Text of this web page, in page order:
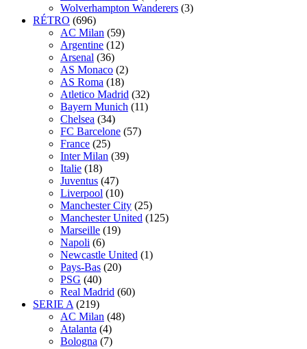
Wolverhampton Wanderers (3)
RÉTRO (696)
AC Milan (59)
Argentine (12)
Arsenal (36)
AS Monaco (2)
AS Roma (18)
Atletico Madrid (32)
Bayern Munich (11)
Chelsea (34)
FC Barcelone (57)
France (25)
Inter Milan (39)
Italie (18)
Juventus (47)
Liverpool (10)
Manchester City (25)
Manchester United (125)
Marseille (19)
Napoli (6)
Newcastle United (1)
Pays-Bas (20)
PSG (40)
Real Madrid (60)
SERIE A (219)
AC Milan (48)
Atalanta (4)
Bologna (7)